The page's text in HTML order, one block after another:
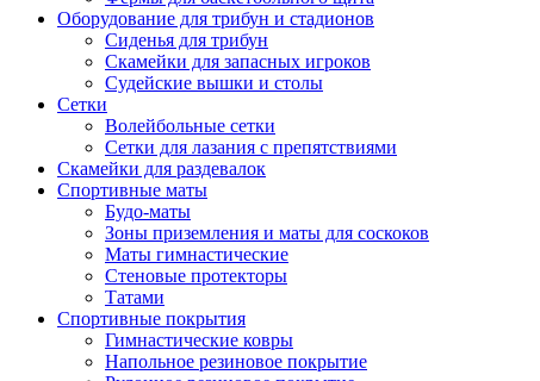
Оборудование для трибун и стадионов
Сиденья для трибун
Скамейки для запасных игроков
Судейские вышки и столы
Сетки
Волейбольные сетки
Сетки для лазания с препятствиями
Скамейки для раздевалок
Спортивные маты
Будо-маты
Зоны приземления и маты для соскоков
Маты гимнастические
Стеновые протекторы
Татами
Спортивные покрытия
Гимнастические ковры
Напольное резиновое покрытие